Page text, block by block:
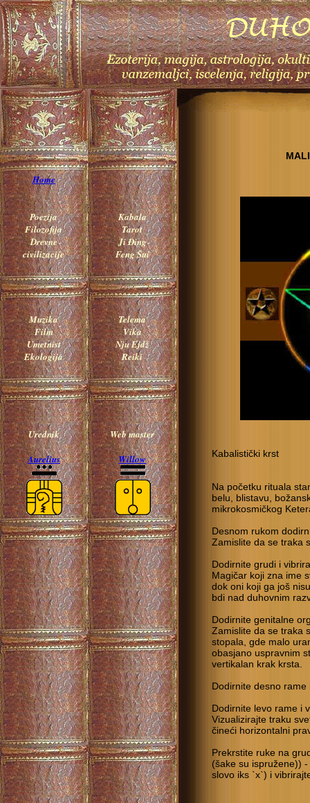
Home
Poezija
Filozofija
Drevne
civilizacije
Muzika
Film
Umetnist
Ekologija
Urednik
Aurelius
Kabala
Tarot
Ji Đing
Feng Šui
Telema
Vika
Nju Ejdž
Reiki
Web master
Willow
Kabalistički krst
Na početku rituala
belu, blistavu,
mikrokosmičkog
Desnom rukom
Zamislite da se traka
Dodirnite grudi i
Magičar koji zna ime
dok oni koji ga još
bdi nad duhovnim
Dodirnite genitalne
Zamislite da se traka
stopala, gde malo
obasjano uspravnim
vertikalan krak krsta.
Dodirnite desno rame
Dodirnite levo rame i
Vizualizirajte traku
čineći horizontalni
Prekrstite ruke na
(šake su ispružene))
slovo iks `x`) i